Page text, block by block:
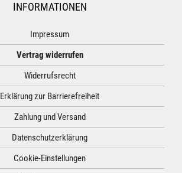
INFORMATIONEN
Impressum
Vertrag widerrufen
Widerrufsrecht
Erklärung zur Barrierefreiheit
Zahlung und Versand
Datenschutzerklärung
Cookie-Einstellungen